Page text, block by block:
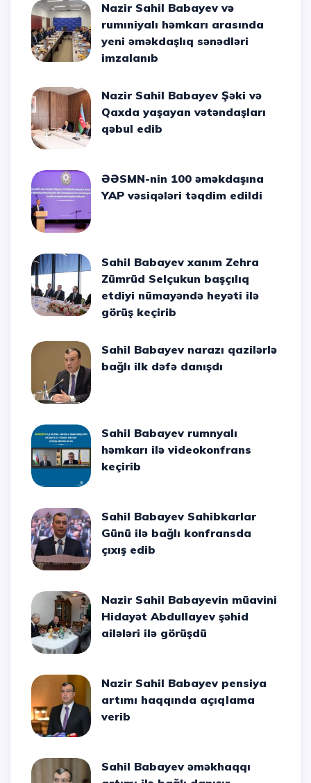
Nazir Sahil Babayev və
rumıniyalı həmkarı arasında
yeni əməkdaşlıq sənədləri
imzalanıb
Nazir Sahil Babayev Şəki və
Qaxda yaşayan vətəndaşları
qəbul edib
ƏƏSMN-nin 100 əməkdaşına
YAP vəsiqələri təqdim edildi
Sahil Babayev xanım Zehra
Zümrüd Selçukun başçılıq
etdiyi nümayəndə heyəti ilə
görüş keçirib
Sahil Babayev narazı qazilərlə
bağlı ilk dəfə danışdı
Sahil Babayev rumnyalı
həmkarı ilə videokonfrans
keçirib
Sahil Babayev Sahibkarlar
Günü ilə bağlı konfransda
çıxış edib
Nazir Sahil Babayevin müavini
Hidayət Abdullayev şəhid
ailələri ilə görüşdü
Nazir Sahil Babayev pensiya
artımı haqqında açıqlama
verib
Sahil Babayev əməkhaqqı